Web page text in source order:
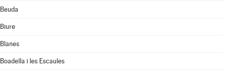
Beuda
Biure
Blanes
Boadella i les Escaules